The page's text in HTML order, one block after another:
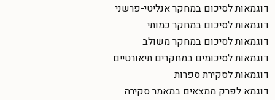
דוגמאות לסיכום במחקר אנליטי-פרשני
דוגמאות לסיכום במחקר כמותי
דוגמאות לסיכום במחקר משולב
דוגמאות לסיכומים במחקרים תיאורטיים
דוגמאות לסקירת ספרות
דוגמא לפרק ממצאים במאמר סקירה